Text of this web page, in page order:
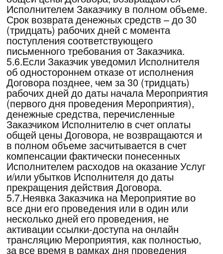
7. Обязанности и права Заказчика
считаться односторонним отказом от
принятых на себя обязательств.
6.2.8.Исполнитель вправе изменить
проведение Мероприятия на онлайн
формат, то есть проведение Мероприятия
через телекоммуникационные каналы связи
«Интернет», по своему усмотрению, без
согласования с Заказчиком, а также, но не
ограничиваясь в случае наступления
обстоятельств, указанных в разделе 13
настоящего Договора. Для участия
Заказчика в Мероприятии, Исполнитель
направляет ссылку-доступ на трансляцию
Мероприятия на электронную почту, которая
была указана Заказчиком при оформлении
Заявки на сайте Мероприятия и/или
оставленной представителям по продажам
Исполнителя.
6.2.9.При наступлении обстоятельств,
указанных в разделе 13 Оферты, денежные
средства сохраняются на депозите
Исполнителя и переносятся на участие
Заказчика на Мероприятие по Договору в
другую дату или на аналогичное
Мероприятие по стоимости.